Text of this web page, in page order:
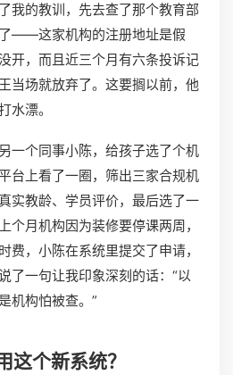
我的教训，先去查了那个教育部
——这家机构的注册地址是假
开，而且近三个月有六条投诉记
当场就放弃了。这要搁以前，他
水漂。
一个同事小陈，给孩子选了个机
台上看了一圈，筛出三家合规机
实教龄、学员评价，最后选了一
个月机构因为装修要停课两周，
费，小陈在系统里提交了申请，
了一句让我印象深刻的话：“以
机构怕被查。”
这个新系统？